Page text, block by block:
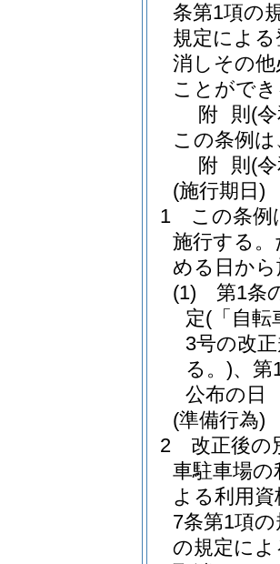
条第1項の
規定によ
消しその
ことがで
附 則 (
この条例
附 則 (
(施行期日)
1
この条例
施行する。
める日か
(1)
第1条
定(「自転
3号の改
る。)、
公布の日
(準備行為)
2
改正後の
車駐車場の
よる利用
7条第1項
の規定に